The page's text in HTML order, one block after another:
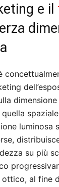
e il
quella
luminosa
su più
ottico, al fine